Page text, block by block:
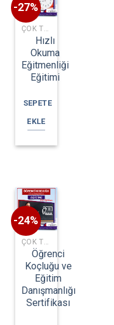
-27%
Hızlı
Okuma
Eğitmenliği
Eğitimi
SEPETE
EKLE
-24%
ÇOK TALEP EDILEN EĞITIMLER
Öğrenci
Koçluğu ve
Eğitim
Danışmanlığı
Sertifikası